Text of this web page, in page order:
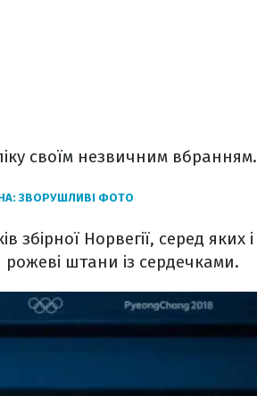
своїм незвичним вбранням.
ЗВОРУШЛИВІ ФОТО
Норвегії, серед яких і
штани із сердечками.